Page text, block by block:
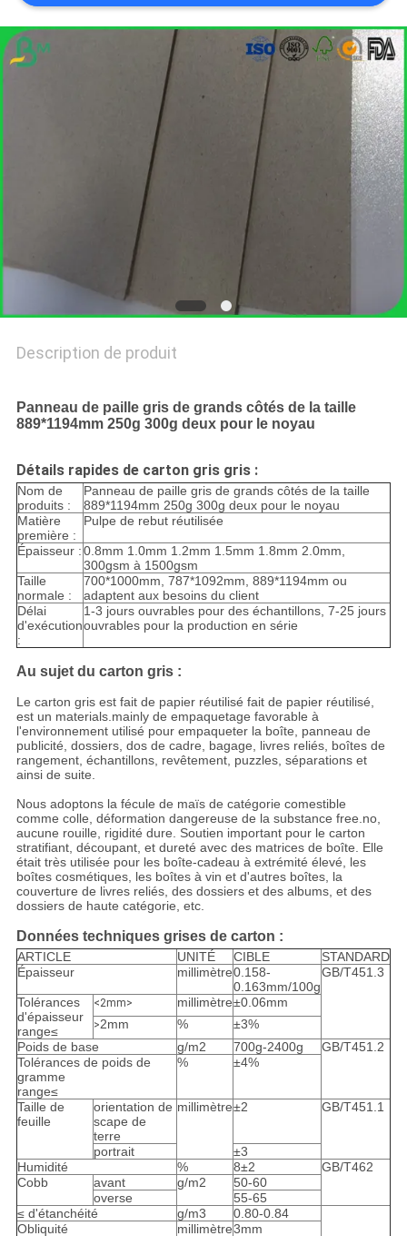
LES
AFFAIRES
DE
CONFIDENTIALITÉ
Description de produit
Panneau de paille gris de grands côtés de la taille
889*1194mm 250g 300g deux pour le noyau
Détails rapides de carton gris gris :
Nom de
produits :
Panneau de paille gris de grands côtés de la taille
889*1194mm 250g 300g deux pour le noyau
Matière
première :
Pulpe de rebut réutilisée
Épaisseur :0.8mm 1.0mm 1.2mm 1.5mm 1.8mm 2.0mm,
300gsm à 1500gsm
Taille
normale :
700*1000mm, 787*1092mm, 889*1194mm ou
adaptent aux besoins du client
Délai
d'exécution
:
1-3 jours ouvrables pour des échantillons, 7-25 jours
ouvrables pour la production en série
Au sujet du carton gris :
Le carton gris est fait de papier réutilisé fait de papier réutilisé,
est un materials.mainly de empaquetage favorable à
l'environnement utilisé pour empaqueter la boîte, panneau de
publicité, dossiers, dos de cadre, bagage, livres reliés, boîtes de
rangement, échantillons, revêtement, puzzles, séparations et
ainsi de suite.
Nous adoptons la fécule de maïs de catégorie comestible
comme colle, déformation dangereuse de la substance free.no,
aucune rouille, rigidité dure. Soutien important pour le carton
stratifiant, découpant, et dureté avec des matrices de boîte. Elle
était très utilisée pour les boîte-cadeau à extrémité élevé, les
boîtes cosmétiques, les boîtes à vin et d'autres boîtes, la
couverture de livres reliés, des dossiers et des albums, et des
dossiers de haute catégorie, etc.
Données techniques grises de carton :
ARTICLE UNITÉ CIBLE
STANDARD
Épaisseur
millimètre0.158-
0.163mm/100g
GB/T451.3
Tolérances
d'épaisseur
range≤
<2mm> millimètre±0.06mm
>2mm %
±3%
Poids de base
g/m2 700g-2400g
GB/T451.2
Tolérances de poids de
gramme
range≤
% ±4%
Taille de
feuille
orientation de
scape de
terre
millimètre±2 GB/T451.1
portrait
±3
Humidité
% 8±2
GB/T462
Cobb
avant g/m2
50-60
overse
55-65
≤ d'étanchéité
g/m3
0.80-0.84
Obliquité
millimètre3mm